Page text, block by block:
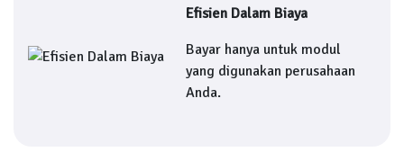
Efisien Dalam Biaya
Bayar hanya untuk modul
yang digunakan perusahaan
Anda.